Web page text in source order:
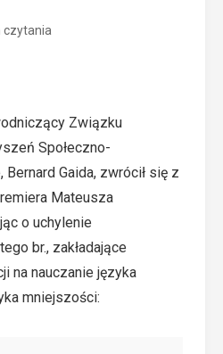
czytania
Związku
Społeczno-
Gaida, zwrócił się z
Mateusza
o uchylenie
br., zakładające
na nauczanie języka
mniejszości: